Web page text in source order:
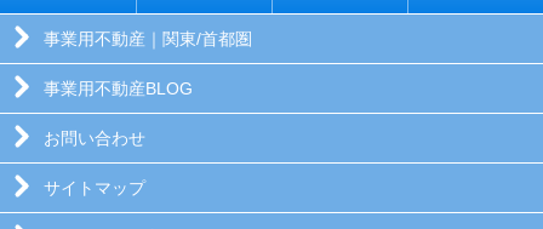
事業用不動産｜関東/首都圏
事業用不動産BLOG
お問い合わせ
サイトマップ